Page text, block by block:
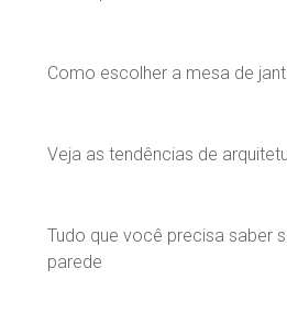
Como escolher a mesa de
Veja as tendências de
Tudo que você precisa saber
parede